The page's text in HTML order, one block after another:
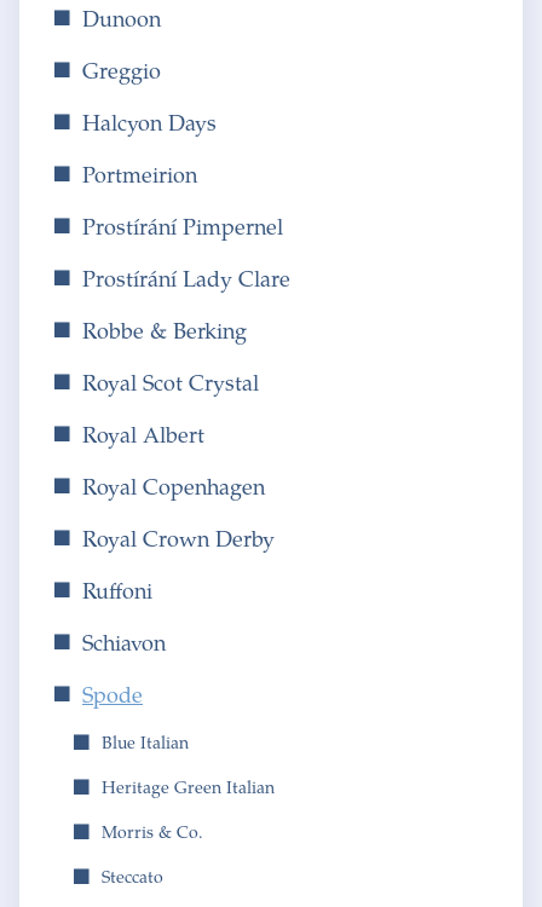
Dunoon
Greggio
Halcyon Days
Portmeirion
Prostírání Pimpernel
Prostírání Lady Clare
Robbe & Berking
Royal Scot Crystal
Royal Albert
Royal Copenhagen
Royal Crown Derby
Ruffoni
Schiavon
Spode
Blue Italian
Heritage Green Italian
Morris & Co.
Steccato